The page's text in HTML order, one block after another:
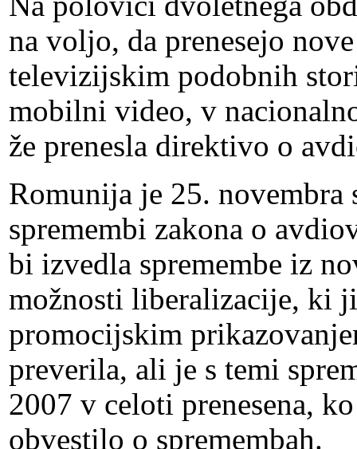
na voljo, da prenesejo
televizijskim podobnih
mobilni video, v
že prenesla direktivo o
Romunija je 25.
spremembi zakona o
bi izvedla spremembe iz
možnosti liberalizacije, ki
promocijskim
preverila, ali je s temi
2007 v celoti prenesena,
obvestilo o spremembah.